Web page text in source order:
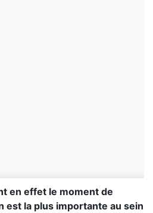
en effet le moment de
est la plus importante au sein